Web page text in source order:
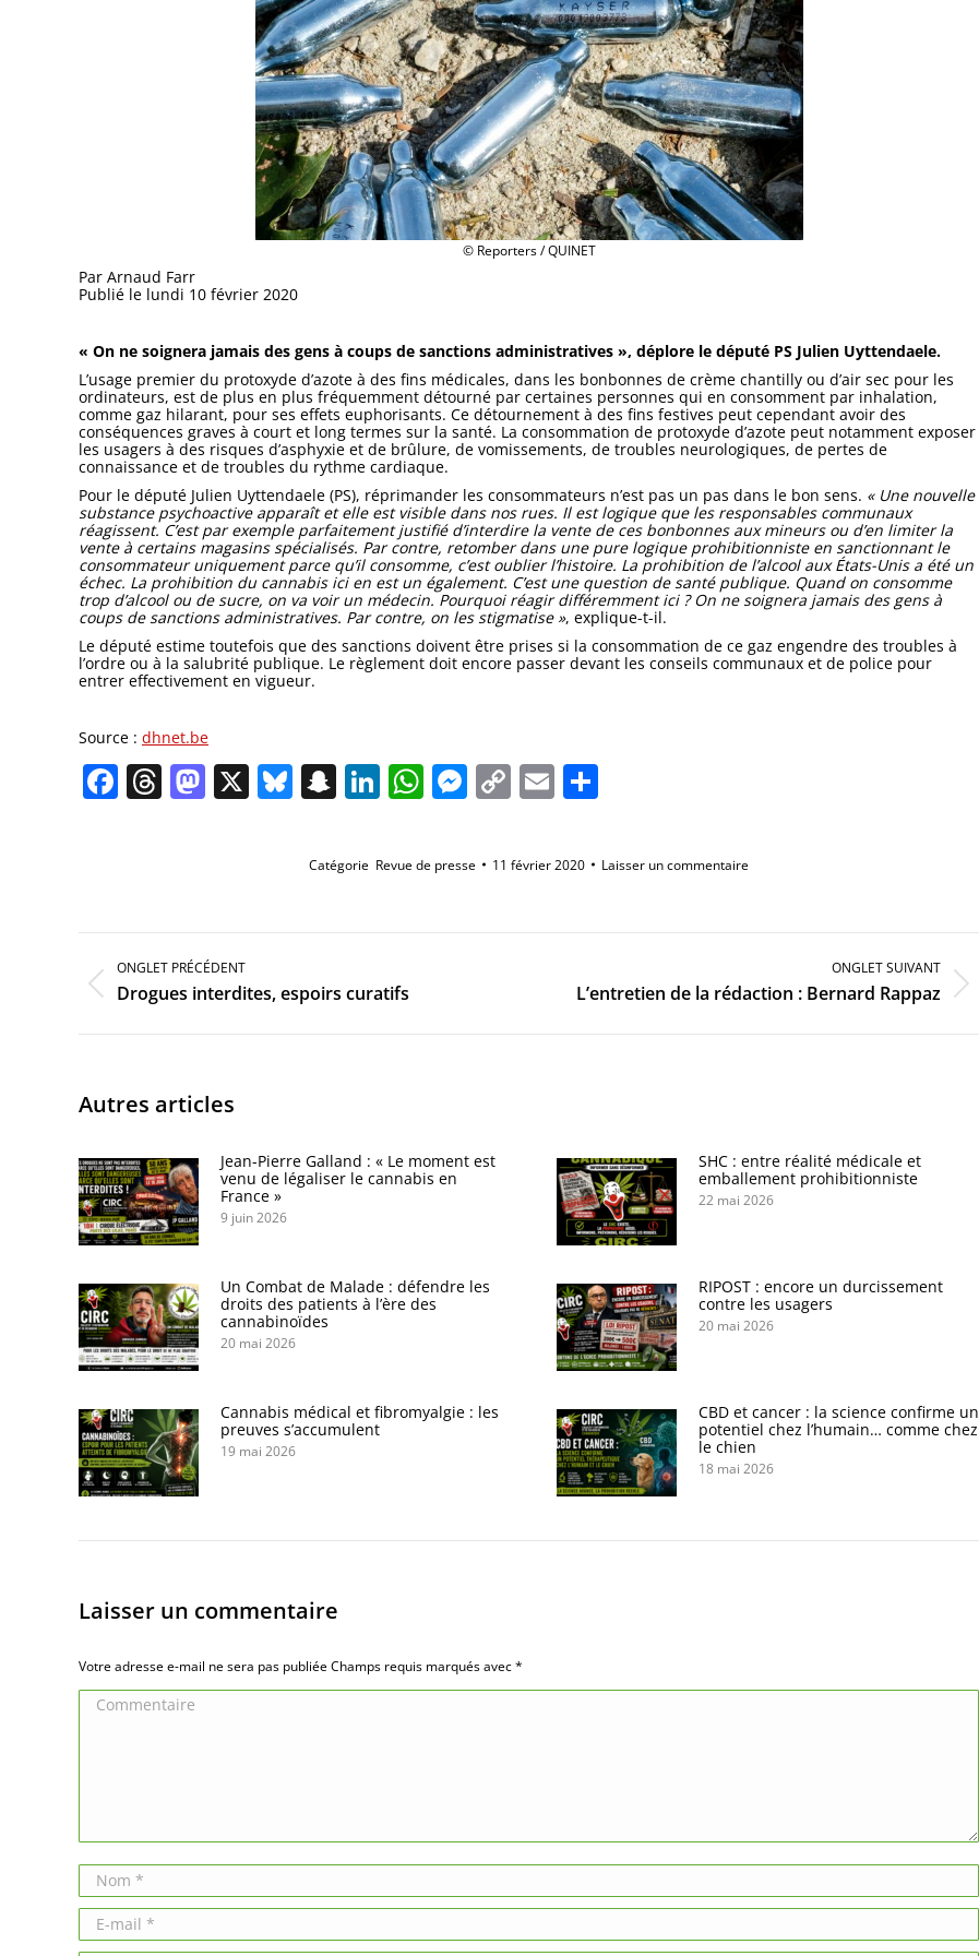
© Reporters / QUINET
Par Arnaud Farr
Publié le lundi 10 février 2020
« On ne soignera jamais des gens à coups de sanctions administratives », déplore le député PS Julien Uyttendaele.
L’usage premier du protoxyde d’azote à des fins médicales, dans les bonbonnes de crème chantilly ou d’air sec pour les
ordinateurs, est de plus en plus fréquemment détourné par certaines personnes qui en consomment par inhalation,
comme gaz hilarant, pour ses effets euphorisants. Ce détournement à des fins festives peut cependant avoir des
conséquences graves à court et long termes sur la santé. La consommation de protoxyde d’azote peut notamment exposer
les usagers à des risques d’asphyxie et de brûlure, de vomissements, de troubles neurologiques, de pertes de
connaissance et de troubles du rythme cardiaque.
Pour le député Julien Uyttendaele (PS), réprimander les consommateurs n’est pas un pas dans le bon sens. « Une nouvelle
substance psychoactive apparaît et elle est visible dans nos rues. Il est logique que les responsables communaux
réagissent. C’est par exemple parfaitement justifié d’interdire la vente de ces bonbonnes aux mineurs ou d’en limiter la
vente à certains magasins spécialisés. Par contre, retomber dans une pure logique prohibitionniste en sanctionnant le
consommateur uniquement parce qu’il consomme, c’est oublier l’histoire. La prohibition de l’alcool aux États-Unis a été un
échec. La prohibition du cannabis ici en est un également. C’est une question de santé publique. Quand on consomme
trop d’alcool ou de sucre, on va voir un médecin. Pourquoi réagir différemment ici ? On ne soignera jamais des gens à
coups de sanctions administratives. Par contre, on les stigmatise », explique-t-il.
Le député estime toutefois que des sanctions doivent être prises si la consommation de ce gaz engendre des troubles à
l’ordre ou à la salubrité publique. Le règlement doit encore passer devant les conseils communaux et de police pour
entrer effectivement en vigueur.
Source : dhnet.be
Facebook
Threads
Mastodon
X Bluesky
Snapchat
LinkedIn
WhatsApp
Messenger
Copy
Link
Email
Catégorie Revue de presse 11 février 2020 Laisser un commentaire
Navigation
commentaire
ONGLET PRÉCÉDENT
Onglet
précédent
Drogues interdites, espoirs curatifs
ONGLET SUIVANT
Onglet
suivant
L’entretien de la rédaction : Bernard Rappaz
Autres articles
Jean-Pierre Galland : « Le moment est
venu de légaliser le cannabis en
France »
9 juin 2026
SHC : entre réalité médicale et
emballement prohibitionniste
22 mai 2026
Un Combat de Malade : défendre les
droits des patients à l’ère des
cannabinoïdes
20 mai 2026
RIPOST : encore un durcissement
contre les usagers
20 mai 2026
Cannabis médical et fibromyalgie : les
preuves s’accumulent
19 mai 2026
CBD et cancer : la science confirme un
potentiel chez l’humain… comme chez
le chien
18 mai 2026
Laisser un commentaire
Votre adresse e-mail ne sera pas publiée Champs requis marqués avec*
Commentaire
Nom *
E-mail *